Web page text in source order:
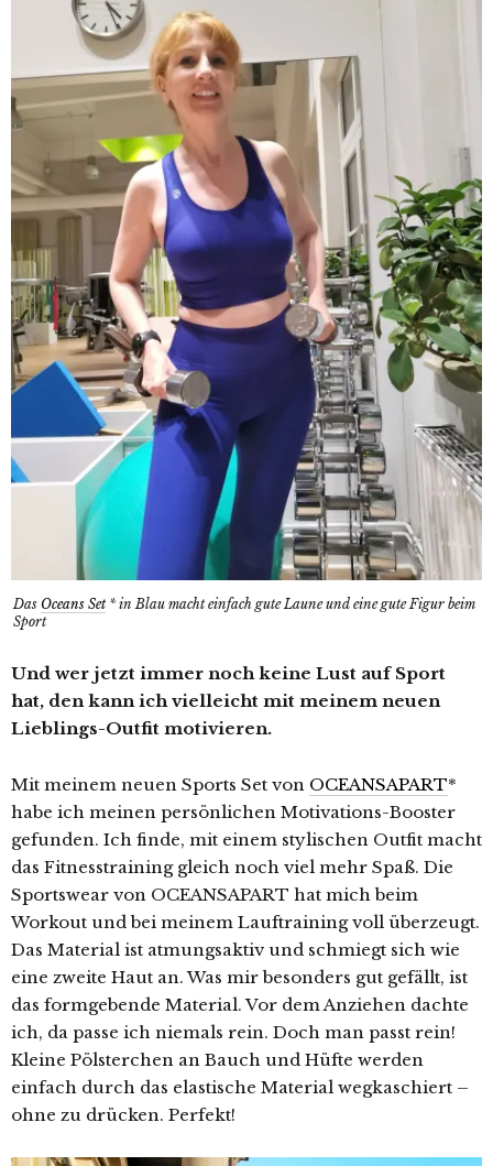
Das Oceans Set* in Blau macht einfach gute Laune und eine gute Figur beim
Sport
Und wer jetzt immer noch keine Lust auf Sport
hat, den kann ich vielleicht mit meinem neuen
Lieblings-Outfit motivieren.
Mit meinem neuen Sports Set von OCEANSAPART*
habe ich meinen persönlichen Motivations-Booster
gefunden. Ich finde, mit einem stylischen Outfit macht
das Fitnesstraining gleich noch viel mehr Spaß. Die
Sportswear von OCEANSAPART hat mich beim
Workout und bei meinem Lauftraining voll überzeugt.
Das Material ist atmungsaktiv und schmiegt sich wie
eine zweite Haut an. Was mir besonders gut gefällt, ist
das formgebende Material. Vor dem Anziehen dachte
ich, da passe ich niemals rein. Doch man passt rein!
Kleine Pölsterchen an Bauch und Hüfte werden
einfach durch das elastische Material wegkaschiert –
ohne zu drücken. Perfekt!